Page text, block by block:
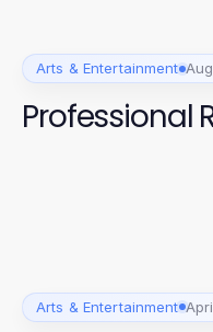
Arts & Entertainment
Professional
Arts & Entertainment